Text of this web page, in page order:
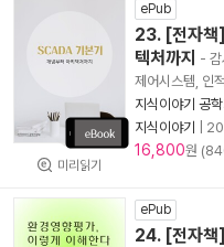
미리읽기
ePub
23. [전자책
텍처까지 - 감
제어시스템, 인
지식이야기 공
지식이야기
16,800원
ePub
24. [전자책